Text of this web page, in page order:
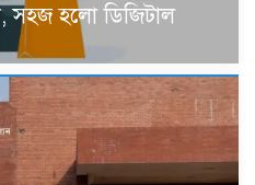
সহজ হলো ডিজিটাল